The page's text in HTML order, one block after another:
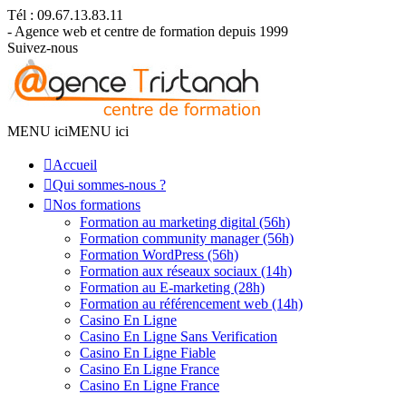
Tél : 09.67.13.83.11
- Agence web et centre de formation depuis 1999
Suivez-nous
MENU iciMENU ici
Accueil
Qui sommes-nous ?
Nos formations
Formation au marketing digital (56h)
Formation community manager (56h)
Formation WordPress (56h)
Formation aux réseaux sociaux (14h)
Formation au E-marketing (28h)
Formation au référencement web (14h)
Casino En Ligne
Casino En Ligne Sans Verification
Casino En Ligne Fiable
Casino En Ligne France
Casino En Ligne France